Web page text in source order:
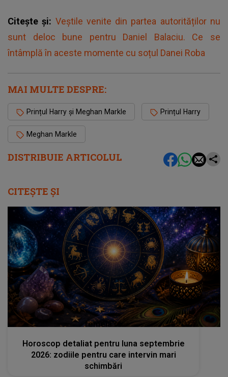
DISTRIBUIE ARTICOLUL
Citește și: Veștile venite din partea autorităților nu
sunt deloc bune pentru Daniel Balaciu. Ce se
întâmplă în aceste momente cu soțul Danei Roba
MAI MULTE DESPRE:
Prințul Harry și Meghan Markle Prințul Harry
Meghan Markle
CITEȘTE ȘI
femeia.ro
Horoscop detaliat pentru luna septembrie
2026: zodiile pentru care intervin mari
schimbări